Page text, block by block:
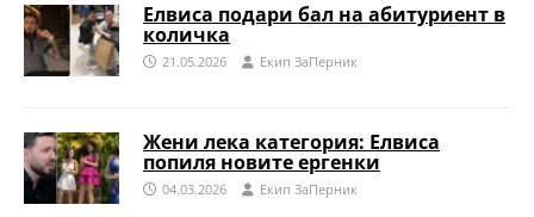
Елвиса подари бал на абитуриент в
количка
21.05.2026 Eкип ЗаПерник
Жени лека категория: Елвиса
попиля новите ергенки
04.03.2026 Eкип ЗаПерник